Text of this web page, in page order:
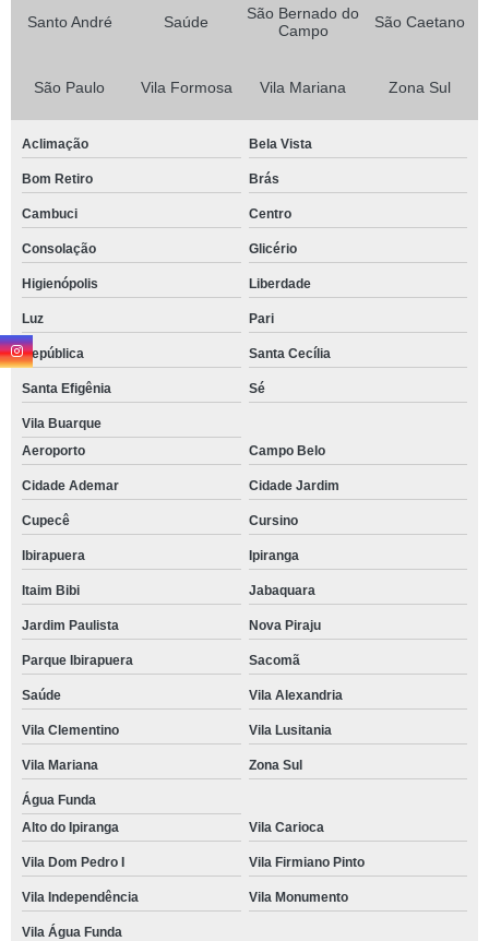
Santo André Saúde
São Bernado do
Campo
São Caetano
São Paulo Vila Formosa Vila Mariana Zona Sul
Aclimação Bela Vista
Bom Retiro Brás
Cambuci Centro
Consolação Glicério
Higienópolis Liberdade
Luz Pari
República Santa Cecília
Santa Efigênia Sé
Vila Buarque
Aeroporto
Campo Belo
Cidade Ademar Cidade Jardim
Cupecê Cursino
Ibirapuera Ipiranga
Itaim Bibi Jabaquara
Jardim Paulista Nova Piraju
Parque Ibirapuera Sacomã
Saúde Vila Alexandria
Vila Clementino Vila Lusitania
Vila Mariana Zona Sul
Água Funda
Alto do Ipiranga
Vila Carioca
Vila Dom Pedro I Vila Firmiano Pinto
Vila Independência Vila Monumento
Vila Água Funda